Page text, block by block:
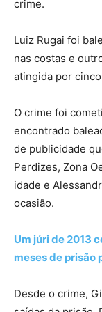
crime.
Luiz Rugai foi
nas costas e
atingida por
O crime foi
encontrado
de publicidade
Perdizes, Zona
idade e
ocasião.
Um júri de 2013
meses de prisão
Desde o crime,